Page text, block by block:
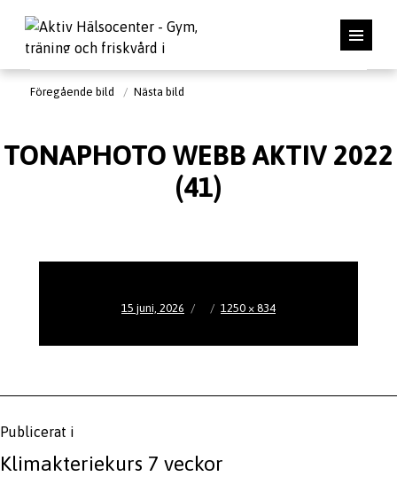
Föregående bild Nästa bild
TONAPHOTO WEBB AKTIV 2022
(41)
Publicerat
15 juni, 2026
Full
1250 × 834
Publicerat i
Klimakteriekurs 7 veckor